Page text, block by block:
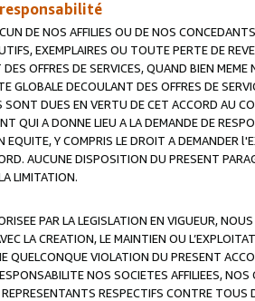
DE NOS AFFILIES OU DE NOS
EXEMPLAIRES OU TOUTE PERTE DE
OFFRES DE SERVICES, QUAND BIEN
GLOBALE DECOULANT DES OFFRES DE
SONT DUES EN VERTU DE CET ACCORD AU
QUI A DONNE LIEU A LA DEMANDE DE
EQUITE, Y COMPRIS LE DROIT A DEMANDER
AUCUNE DISPOSITION DU PRESENT
LIMITATION.
PAR LA LEGISLATION EN VIGUEUR,
LA CREATION, LE MAINTIEN OU
QUELCONQUE VIOLATION DU PRESENT
NOS SOCIETES AFFILIEES,
RESPECTIFS CONTRE